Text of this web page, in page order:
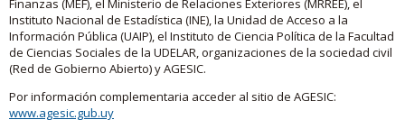
Finanzas (MEF), el Ministerio de Relaciones Exteriores (MRREE), el
Instituto Nacional de Estadística (INE), la Unidad de Acceso a la
Información Pública (UAIP), el Instituto de Ciencia Política de la Facultad
de Ciencias Sociales de la UDELAR, organizaciones de la sociedad civil
(Red de Gobierno Abierto) y AGESIC.
Por información complementaria acceder al sitio de AGESIC:
www.agesic.gub.uy